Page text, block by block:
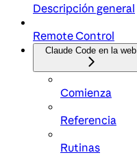
Descripción general
Remote Control
Claude Code en la web
Comienza
Referencia
Rutinas